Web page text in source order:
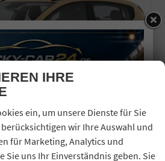
IHRE
ein, um unsere Dienste für Sie
wir Ihre Auswahl und
für Marketing, Analytics und
Sie uns Ihr Einverständnis geben. Sie